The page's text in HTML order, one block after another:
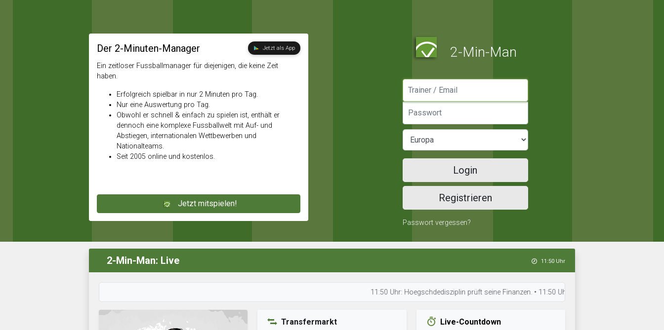
Der 2-Minuten-Manager Jetzt als App
Ein zeitloser Fussballmanager für diejenigen, die keine Zeit
haben.
Erfolgreich spielbar in nur 2 Minuten pro Tag.
Nur eine Auswertung pro Tag.
Obwohl er schnell & einfach zu spielen ist, enthält er
dennoch eine komplexe Fussballwelt mit Auf- und
Abstiegen, internationalen Wettbewerben und
Nationalteams.
Seit 2005 online und kostenlos.
Jetzt mitspielen!
2-Min-Man
Login
Registrieren
Passwort vergessen?
2-Min-Man: Live 11:50 Uhr
11:50 Uhr: Hoegschdedisziplin prüft seine Finanzen. • 11:50 Uhr: SV Oberbilk 09 hat die Aufstellung
Transfermarkt Live-Countdown